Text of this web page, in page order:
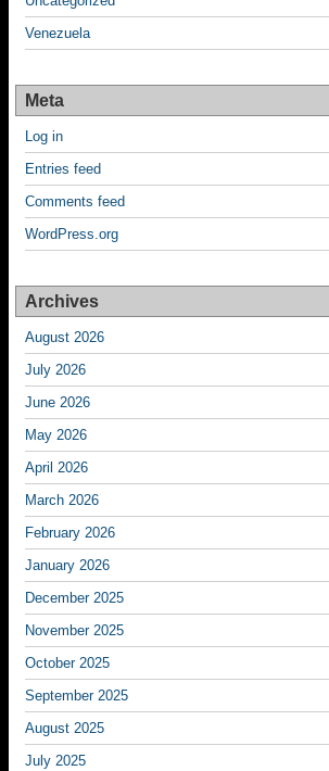
Venezuela
Meta
Log in
Entries feed
Comments feed
WordPress.org
Archives
August 2026
July 2026
June 2026
May 2026
April 2026
March 2026
February 2026
January 2026
December 2025
November 2025
October 2025
September 2025
August 2025
July 2025